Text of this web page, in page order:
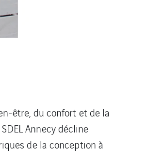
être, du confort et de la
Annecy décline
de la conception à